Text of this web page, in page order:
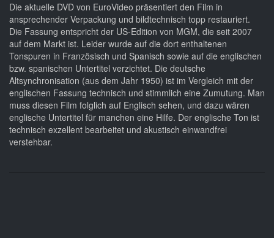
Die aktuelle DVD von EuroVideo präsentiert den Film in
ansprechender Verpackung und bildtechnisch topp restauriert.
Die Fassung entspricht der US-Edition von MGM, die seit 2007
auf dem Markt ist. Leider wurde auf die dort enthaltenen
Tonspuren in Französisch und Spanisch sowie auf die englischen
bzw. spanischen Untertitel verzichtet. Die deutsche
Altsynchronisation (aus dem Jahr 1950) ist im Vergleich mit der
englischen Fassung technisch und stimmlich eine Zumutung. Man
muss diesen Film folglich auf Englisch sehen, und dazu wären
englische Untertitel für manchen eine Hilfe. Der englische Ton ist
technisch exzellent bearbeitet und akustisch einwandfrei
verstehbar.